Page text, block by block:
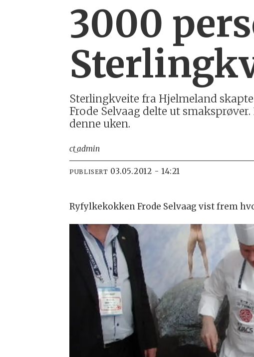
3000
Sterlingkveite fra Hjelmeland
Frode Selvaag delte ut
denne uken.
ct_admin
PUBLISERT 03.05.2012 - 14:21
Ryfylkekokken Frode Selvaag vist frem